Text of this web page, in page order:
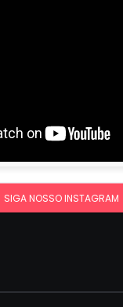
SIGA NOSSO INSTAGRAM